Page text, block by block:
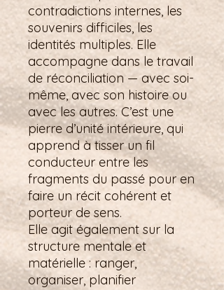
contradictions internes, les
souvenirs difficiles, les
identités multiples. Elle
accompagne dans le travail
de réconciliation — avec soi-
même, avec son histoire ou
avec les autres. C’est une
pierre d’unité intérieure, qui
apprend à tisser un fil
conducteur entre les
fragments du passé pour en
faire un récit cohérent et
porteur de sens.
Elle agit également sur la
structure mentale et
matérielle : ranger,
organiser, planifier